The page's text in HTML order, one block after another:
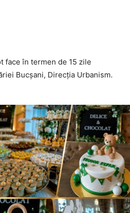
face în termen de 15 zile
Bucșani, Direcția Urbanism.